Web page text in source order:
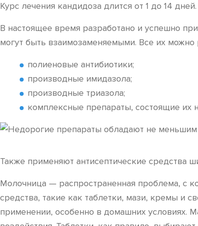
Курс лечения кандидоза длится от 1 до 14
В настоящее время разработано и успешно
могут быть взаимозаменяемыми. Все их
полиеновые антибиотики;
производные имидазола;
производные триазола;
комплексные препараты, состоящие их
Также применяют антисептические средства
Молочница — распространенная проблема, с
средства, такие как таблетки, мази, кремы и
применении, особенно в домашних условиях.